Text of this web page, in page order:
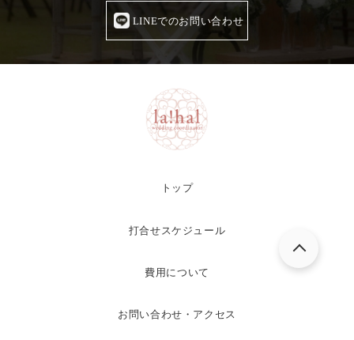
LINEでのお問い合わせ
トップ
打合せスケジュール
費用について
お問い合わせ・アクセス